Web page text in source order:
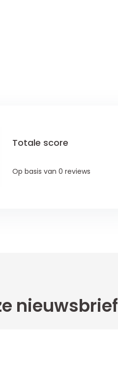
Totale score
Op basis van 0 reviews
nieuwsbrief